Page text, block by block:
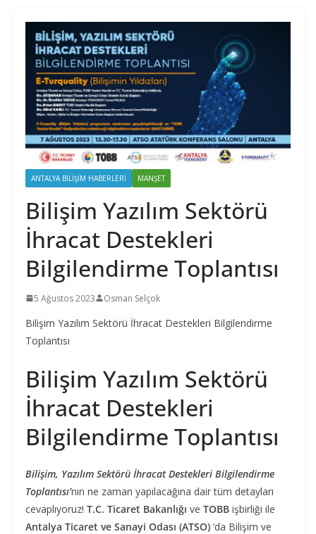
ANTALYA BILIŞIM HABERLERI MANŞET
Bilişim Yazılım Sektörü
İhracat Destekleri
Bilgilendirme Toplantısı
5 Ağustos 2023 Osman Selçok
Bilişim Yazılım Sektörü İhracat Destekleri Bilgilendirme
Toplantısı
Bilişim Yazılım Sektörü
İhracat Destekleri
Bilgilendirme Toplantısı
Bilişim, Yazılım Sektörü İhracat Destekleri Bilgilendirme
Toplantısı’nın ne zaman yapılacağına dair tüm detayları
cevaplıyoruz! T.C. Ticaret Bakanlığı ve TOBB işbirliği ile
Antalya Ticaret ve Sanayi Odası (ATSO) ‘da Bilişim ve